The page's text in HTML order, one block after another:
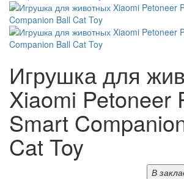
Игрушка для
Xiaomi Petoneer
Smart
Cat Toy
В